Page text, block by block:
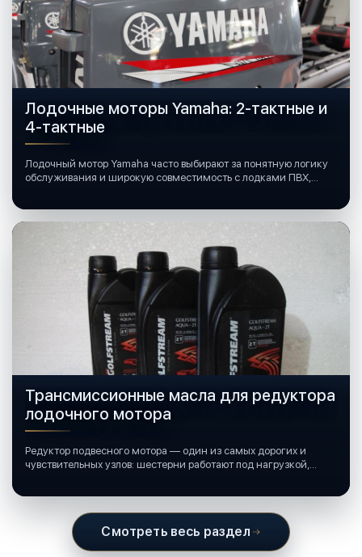
Лодочные моторы Yamaha: 2-тактные и
4-тактные
Лодочный мотор Yamaha часто выбирают за понятную логику
обслуживания и широкую совместимость с лодками ПВХ,
Трансмиссионные масла для редуктора
лодочного мотора
Редуктор подвесного мотора — один из самых дорогих и
чувствительных узлов: шестерни работают под нагрузкой,
Смотреть весь раздел